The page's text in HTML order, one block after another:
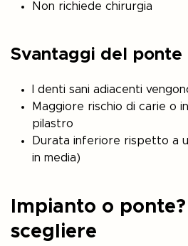
Non richiede chirurgia
Svantaggi del ponte
I denti sani adiacenti
Maggiore rischio di carie o
pilastro
Durata inferiore rispetto a
in media)
Impianto o
scegliere